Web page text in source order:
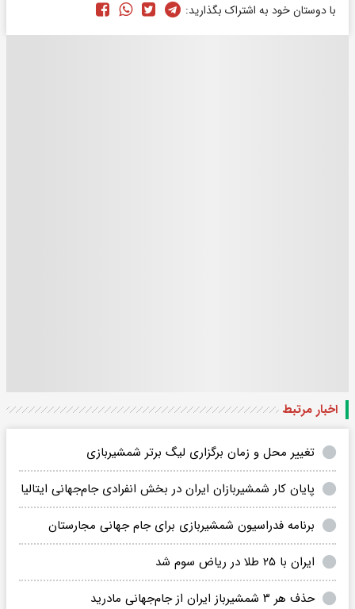
با دوستان خود به اشتراک بگذارید:
اخبار مرتبط
تغییر محل و زمان برگزاری لیگ برتر شمشیربازی
پایان کار شمشیربازان ایران در بخش انفرادی جام‌جهانی ایتالیا
برنامه فدراسیون شمشیربازی برای جام جهانی مجارستان
ایران با ۲۵ طلا در ریاض سوم شد
حذف هر ۳ شمشیرباز ایران از جام‌جهانی مادرید